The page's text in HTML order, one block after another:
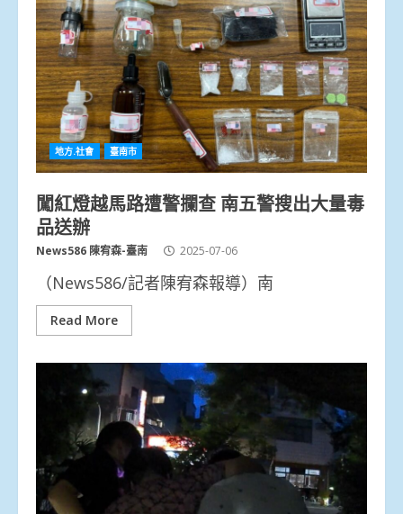
地方.社會 臺南市
闖紅燈越馬路遭警攔查 南五警搜出大量毒
品送辦
News586 陳宥森-臺南 2025-07-06
（News586/記者陳宥森報導）南
Read More